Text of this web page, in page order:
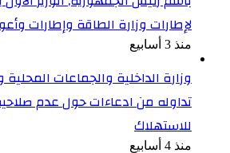
لإطارات وزارة الطاقة وإطارات
منذ 3 أسابيع
وزارة الداخلية والجماعات
تداوله من ادعاءات حول عدم
للاستهلاك
منذ 4 أسابيع